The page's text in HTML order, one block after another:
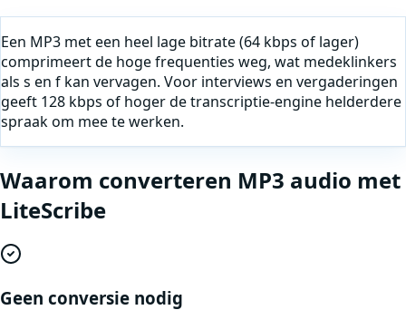
Een MP3 met een heel lage bitrate (64 kbps of lager)
comprimeert de hoge frequenties weg, wat medeklinkers
als s en f kan vervagen. Voor interviews en vergaderingen
geeft 128 kbps of hoger de transcriptie-engine helderdere
spraak om mee te werken.
Waarom converteren MP3 audio met
LiteScribe
Geen conversie nodig